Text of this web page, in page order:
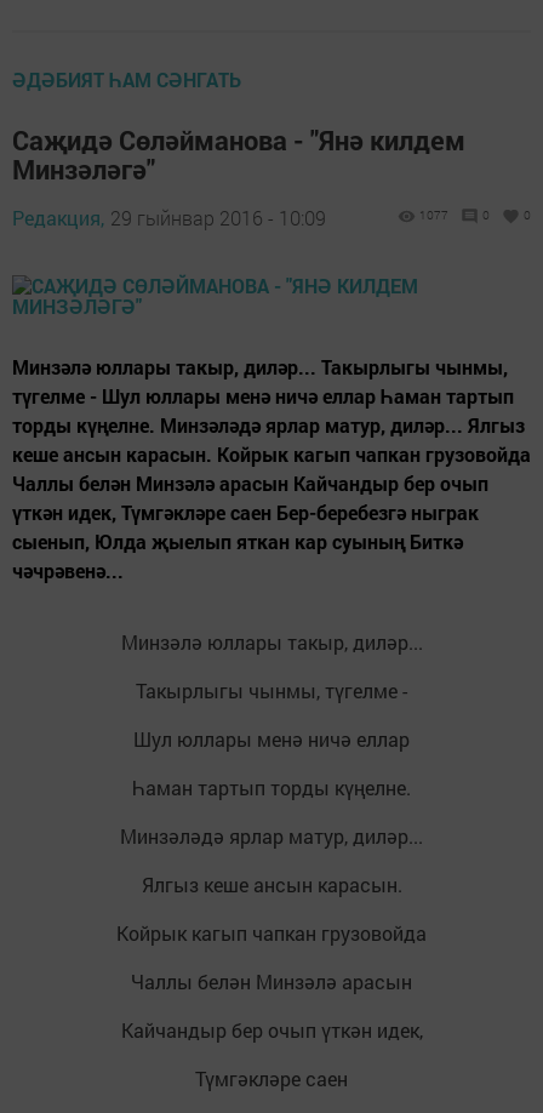
ӘДӘБИЯТ ҺАМ СӘНГАТЬ
Саҗидә Сөләйманова - "Янә килдем
Минзәләгә"
Редакция, 29 гыйнвар 2016 - 10:09 1077 0 0
Минзәлә юллары такыр, диләр... Такырлыгы чынмы,
түгелме - Шул юллары менә ничә еллар Һаман тартып
торды күңелне. Минзәләдә ярлар матур, диләр... Ялгыз
кеше ансын карасын. Койрык кагып чапкан грузовойда
Чаллы белән Минзәлә арасын Кайчандыр бер очып
үткән идек, Түмгәкләре саен Бер-беребезгә ныграк
сыенып, Юлда җыелып яткан кар суының Биткә
чәчрәвенә...
Минзәлә юллары такыр, диләр...
Такырлыгы чынмы, түгелме -
Шул юллары менә ничә еллар
Һаман тартып торды күңелне.
Минзәләдә ярлар матур, диләр...
Ялгыз кеше ансын карасын.
Койрык кагып чапкан грузовойда
Чаллы белән Минзәлә арасын
Кайчандыр бер очып үткән идек,
Түмгәкләре саен